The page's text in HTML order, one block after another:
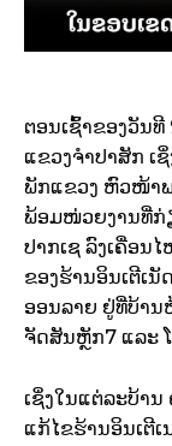
ຕອນເຊົ້າຂອງວັນ
ແຂວງຈຳປາສັກ ເ
ພັກແຂວງ ຫົວໜ້າ
ພ້ອມໜ່ວຍງານທີ່ກ່
ປາກເຊ ລົງເຄື່ອນ
ຂອງຮ້ານອິນເຕີເ
ອອນລາຍ ຢູ່ທີ່ບ້ານ
ຈັດສັນຫຼັກ7 ແລະ
ເຊິ່ງໃນແຕ່ລະບ້າ
ແກ້ໄຂຮ້ານອິນເຕີ